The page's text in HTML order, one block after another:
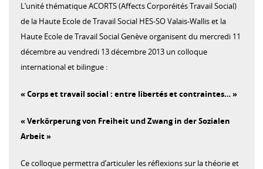
L’unité thématique ACORTS (Affects Corporéités Travail Social)
de la Haute Ecole de Travail Social HES-SO Valais-Wallis et la
Haute Ecole de Travail Social Genève organisent du mercredi 11
décembre au vendredi 13 décembre 2013 un colloque
international et bilingue :
« Corps et travail social : entre libertés et contraintes… »
« Verkörperung von Freiheit und Zwang in der Sozialen
Arbeit »
Ce colloque permettra d’articuler les réflexions sur la théorie et